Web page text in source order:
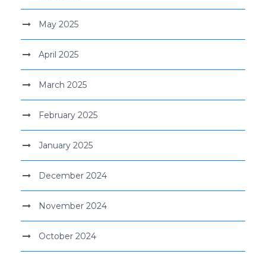
May 2025
April 2025
March 2025
February 2025
January 2025
December 2024
November 2024
October 2024